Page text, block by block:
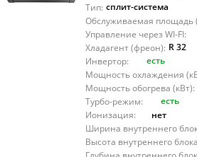
Тип: сплит-система
Обслуживаемая площадь
Управление через WI-FI:
Хладагент (фреон): R 32
Инвертор:
есть
Мощность охлаждения
Мощность обогрева (кВт):
Турбо-режим:
есть
Ионизация:
нет
Ширина внутреннего
Высота внутреннего